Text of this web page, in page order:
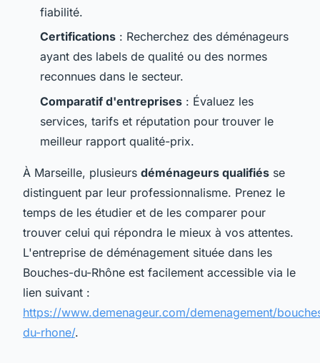
fiabilité.
Certifications : Recherchez des déménageurs
ayant des labels de qualité ou des normes
reconnues dans le secteur.
Comparatif d'entreprises : Évaluez les
services, tarifs et réputation pour trouver le
meilleur rapport qualité-prix.
À Marseille, plusieurs déménageurs qualifiés se
distinguent par leur professionnalisme. Prenez le
temps de les étudier et de les comparer pour
trouver celui qui répondra le mieux à vos attentes.
L'entreprise de déménagement située dans les
Bouches-du-Rhône est facilement accessible via le
lien suivant :
https://www.demenageur.com/demenagement/
du-rhone/.